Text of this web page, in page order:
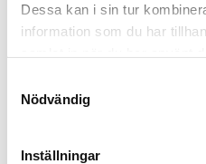
Dessa kan i sin tur
information som du har
Nödvändig
Inställningar
Application error: a client-side
browser console for